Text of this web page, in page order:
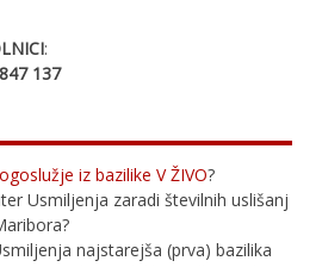
:
137
iz bazilike V ŽIVO?
Usmiljenja zaradi številnih uslišanj
najstarejša (prva) bazilika